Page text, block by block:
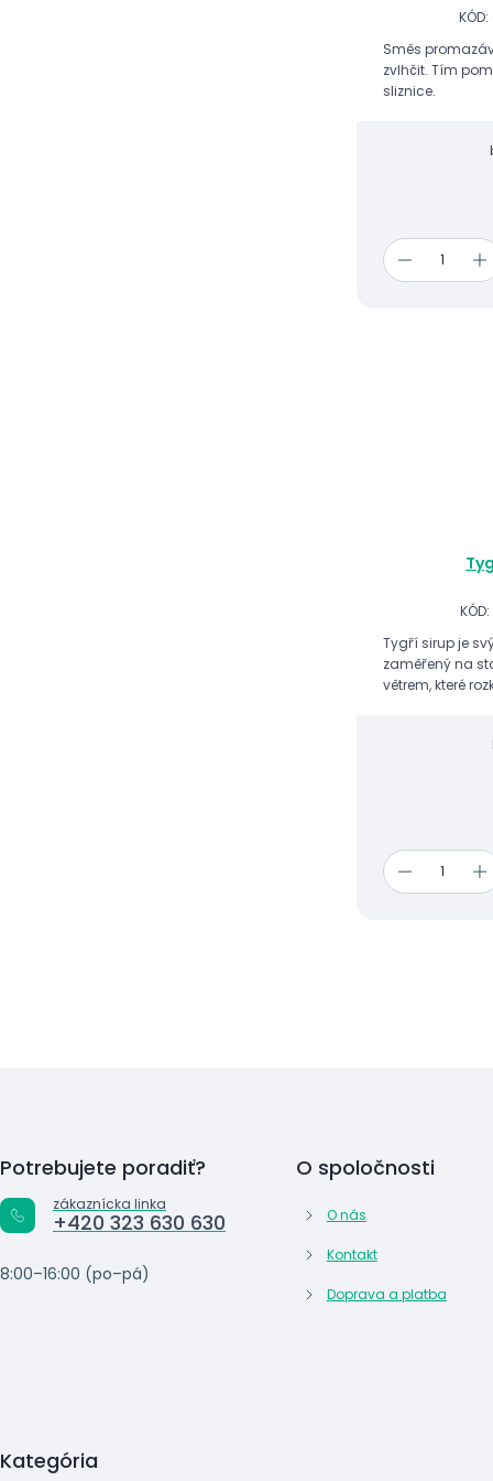
Směs promazává plíce, pomáhá je opět
zvlhčit. Tím
sliznice.
Tygří sirup je
zaměřený na
větrem, které
Potrebujete poradiť?
zákaznícka linka
+420 323 630 630
8:00–16:00 (po–pá)
O spoločnosti
O nás
Kontakt
Doprava a platba
Kategória